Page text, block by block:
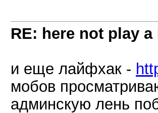
RE: here not play a
и еще лайфхак -
мобов
админскую лень